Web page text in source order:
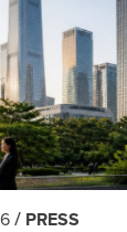
/ PRESS